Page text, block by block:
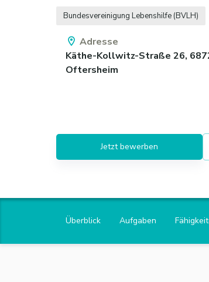
Bundesvereinigung Lebenshilfe (BVLH)
Adresse
Käthe-Kollwitz-Straße 26,
Oftersheim
Jetzt bewerben
Überblick Aufgaben